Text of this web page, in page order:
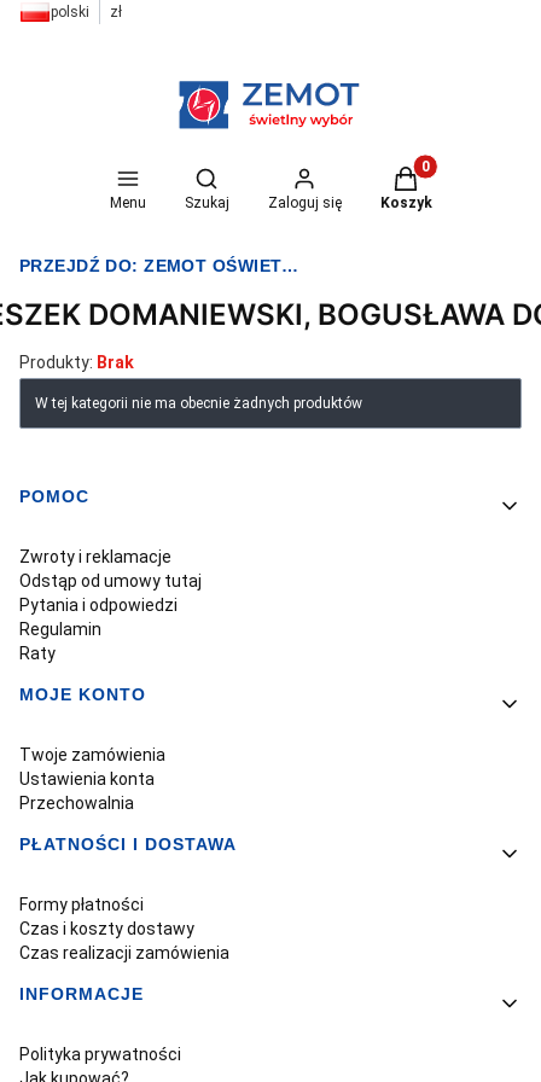
polski zł
Menu
Otwórz wyszukiwarkę
Szukaj Zaloguj się
Produkty w
Koszyk
PRZEJDŹ DO:ZEMOT OŚWIETLENIE I ELEKTRYKA
DOMANIEWSKI, BOGUSŁAWA
Produkty: Brak
Lista produktów
W tej kategorii nie ma obecnie żadnych produktów
Linki w stopce
POMOC
Zwroty i reklamacje
Odstąp od umowy tutaj
Pytania i odpowiedzi
Regulamin
Raty
MOJE KONTO
Twoje zamówienia
Ustawienia konta
Przechowalnia
PŁATNOŚCI I DOSTAWA
Formy płatności
Czas i koszty dostawy
Czas realizacji zamówienia
INFORMACJE
Polityka prywatności